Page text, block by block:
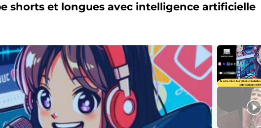
shorts et longues avec intelligence artificielle